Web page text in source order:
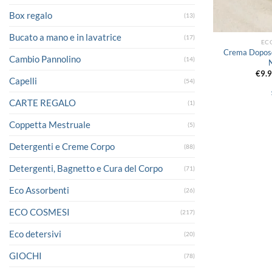
Box regalo (13)
Bucato a mano e in lavatrice (17)
Cambio Pannolino (14)
Capelli (54)
CARTE REGALO (1)
Coppetta Mestruale (5)
Detergenti e Creme Corpo (88)
Detergenti, Bagnetto e Cura del Corpo (71)
Eco Assorbenti (26)
ECO COSMESI (217)
Eco detersivi (20)
GIOCHI (78)
Crema
€